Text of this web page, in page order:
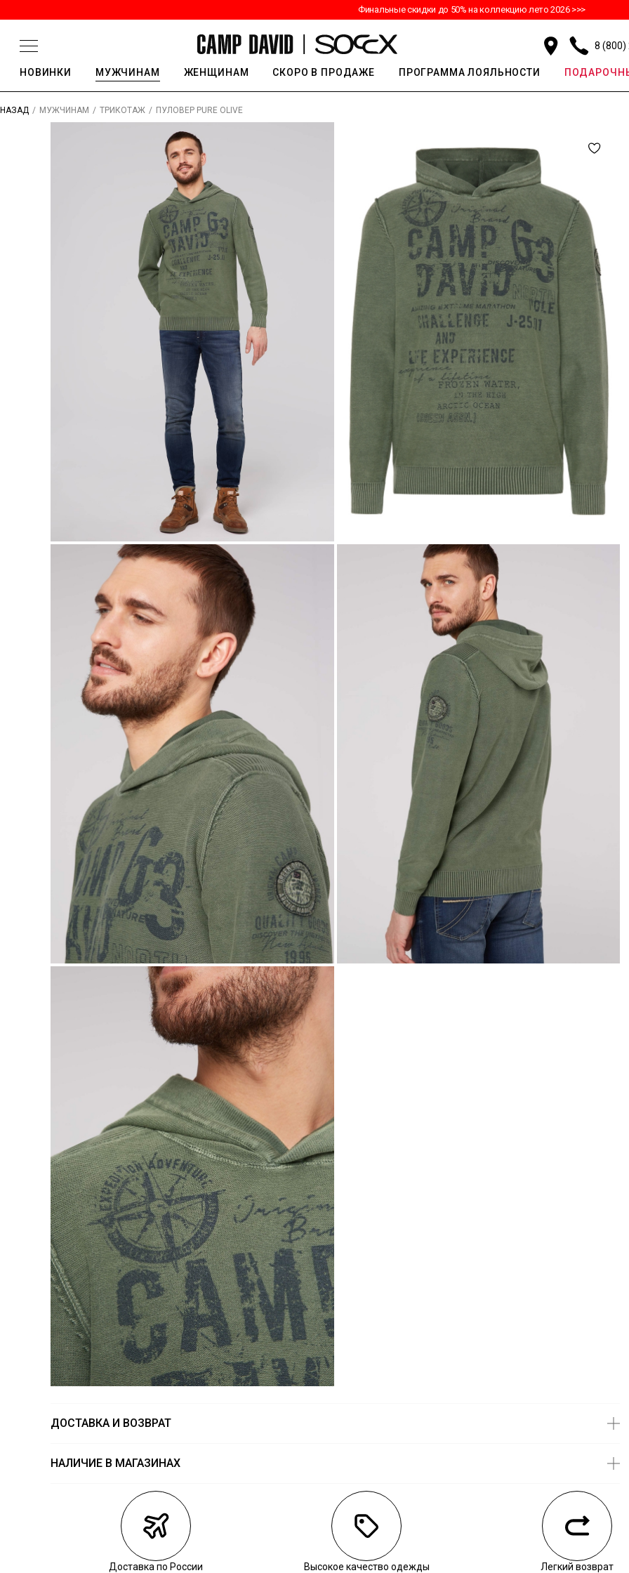
Финальные скидки до 50% на коллекцию лето 2026 >>>
8 (800)
НОВИНКИ МУЖЧИНАМ ЖЕНЩИНАМ СКОРО В ПРОДАЖЕ ПРОГРАММА ЛОЯЛЬНОСТИ
НАЗАД / МУЖЧИНАМ / ТРИКОТАЖ / ПУЛОВЕР PURE OLIVE
ДОСТАВКА И ВОЗВРАТ
Курьерская доставка СДЭК
Самовывоз из пункта выдачи СДЭК
Самовывоз из наших магазинов
НАЛИЧИЕ В МАГАЗИНАХ
Доставка по России Высокое качество одежды Легкий возврат